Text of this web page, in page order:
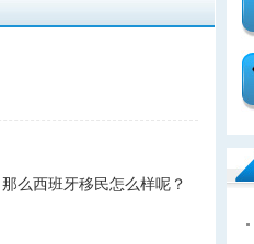
么西班牙移民怎么样呢？